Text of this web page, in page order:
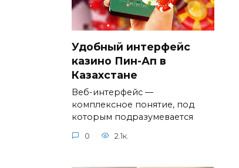
Удобный интерфейс
казино Пин-Ап в
Казахстане
Веб-интерфейс —
комплексное понятие, под
которым подразумевается
0 2.1к.